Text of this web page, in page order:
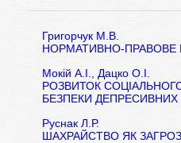
Григорчук М.В.
НОРМАТИВНО-ПРАВОВЕ
Мокій А.І., Дацко О.І.
РОЗВИТОК
БЕЗПЕКИ ДЕПРЕСИВНИХ
Руснак Л.Р.
ШАХРАЙСТВО ЯК